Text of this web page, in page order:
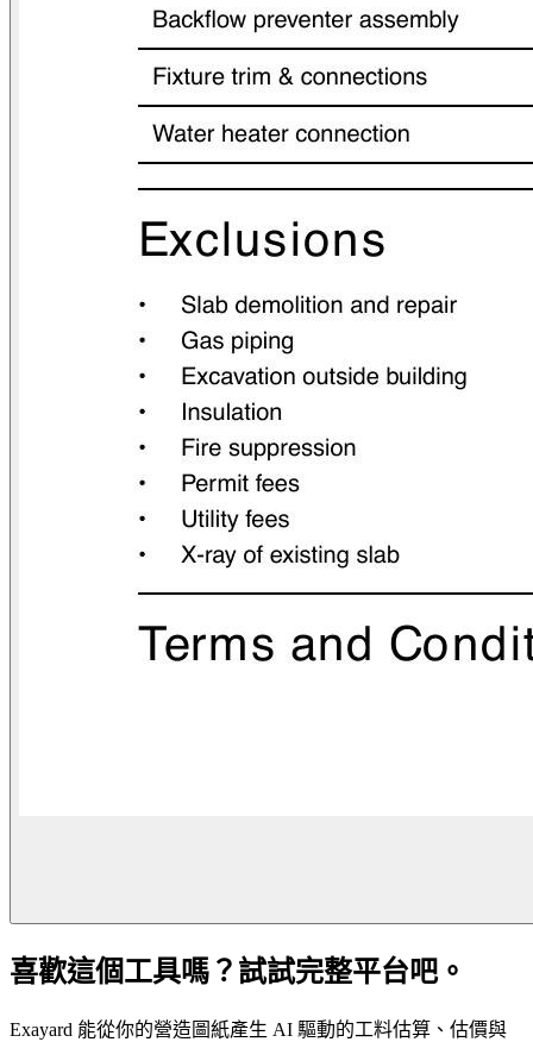
喜歡這個工具嗎？試試完整平台吧。
Exayard 能從你的營造圖紙產生 AI 驅動的工料估算、估價與